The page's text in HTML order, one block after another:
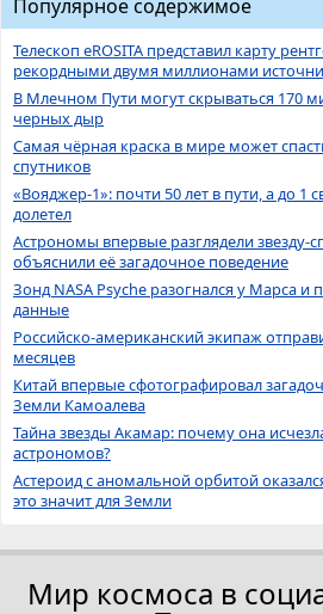
Популярное содержимое
Телескоп eROSITA представил карту
рекордными двумя миллионами
В Млечном Пути могут скрываться 170
черных дыр
Самая чёрная краска в мире может
спутников
«Вояджер-1»: почти 50 лет в пути, а до 1
долетел
Астрономы впервые разглядели звезду-
объяснили её загадочное поведение
Зонд NASA Psyche разогнался у Марса
данные
Российско-американский экипаж
месяцев
Китай впервые сфотографировал
Земли Камоалева
Тайна звезды Акамар: почему она
астрономов?
Астероид с аномальной орбитой
это значит для Земли
Мир космоса в